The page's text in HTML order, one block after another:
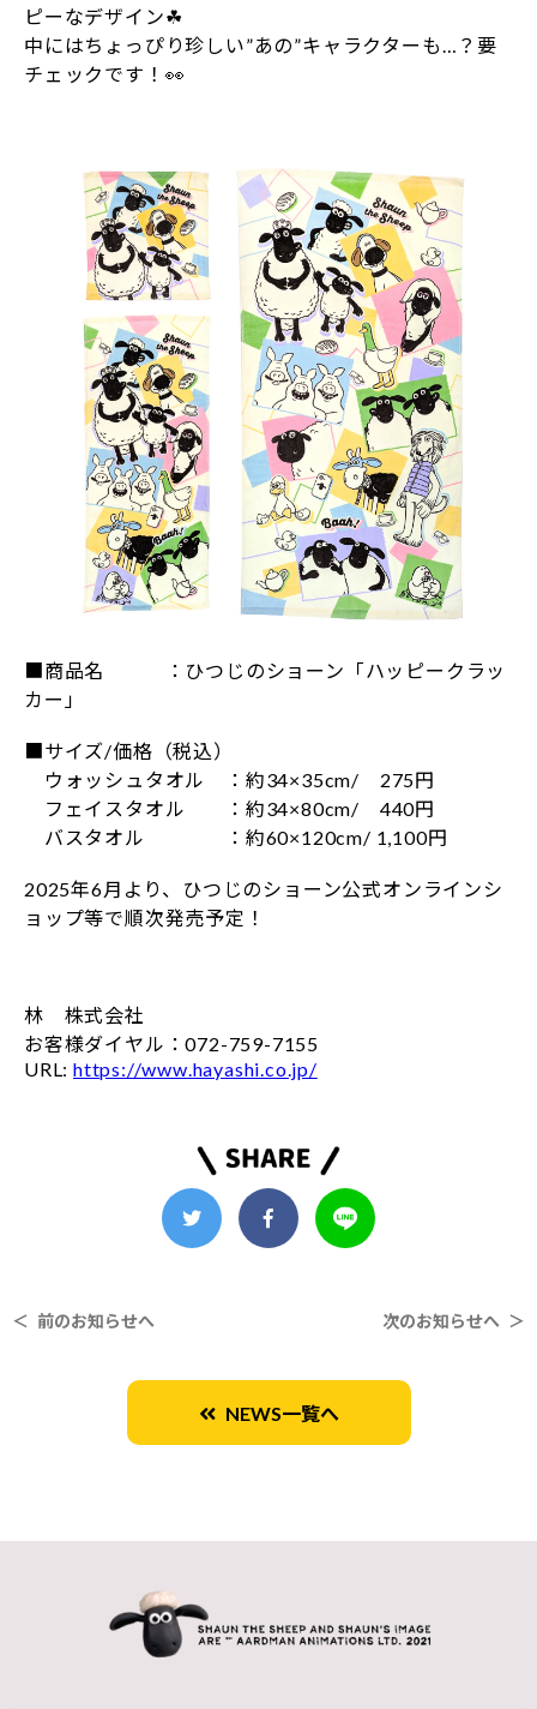
ピーなデザイン☘
中にはちょっぴり珍しい”あの”キャラクターも…？要
チェックです！👀
■商品名 ：ひつじのショーン「ハッピークラッ
カー」
■サイズ/価格（税込）
ウォッシュタオル ：約34×35cm/ 275円
フェイスタオル ：約34×80cm/ 440円
バスタオル ：約60×120cm/ 1,100円
2025年6月より、ひつじのショーン公式オンラインシ
ョップ等で順次発売予定！
林 株式会社
お客様ダイヤル：072-759-7155
URL: https://www.hayashi.co.jp/
＜ 前のお知らせへ 次のお知らせへ ＞
NEWS一覧へ